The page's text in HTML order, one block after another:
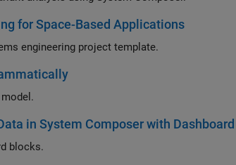
for Space-Based Applications
engineering project template.
in System Composer with
blocks.